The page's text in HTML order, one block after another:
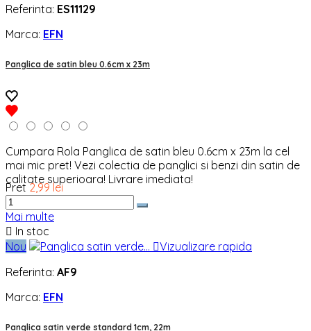
Referinta: ES11129
Marca: EFN
Panglica de satin bleu 0.6cm x 23m
Cumpara Rola Panglica de satin bleu 0.6cm x 23m la cel
mai mic pret! Vezi colectia de panglici si benzi din satin de
calitate superioara! Livrare imediata!
Pret 2,99 lei
Mai multe
 In stoc
Nou
Vizualizare rapida
Referinta: AF9
Marca: EFN
Panglica satin verde standard 1cm, 22m